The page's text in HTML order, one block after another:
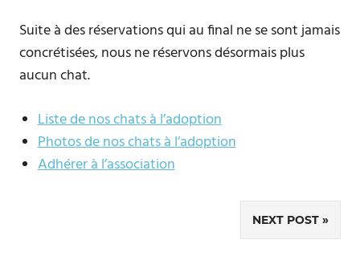
Suite à des réservations qui au final ne se sont jamais
concrétisées, nous ne réservons désormais plus
aucun chat.
Liste de nos chats à l’adoption
Photos de nos chats à l’adoption
Adhérer à l’association
NEXT POST